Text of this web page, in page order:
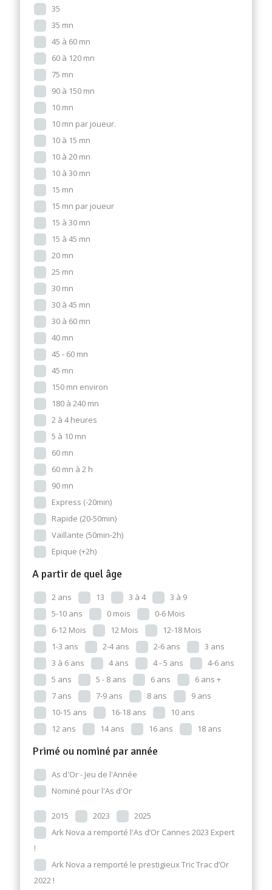
35
35 mn
45 à 60 mn
60 à 120 mn
75 mn
90 à 150 mn
10 mn
10 mn par joueur.
10 à 15 mn
10 à 20 mn
10 à 30 mn
15 mn
15 mn par joueur
15 à 30 mn
15 à 45 mn
20 mn
25 mn
30 mn
30 à 45 mn
30 à 60 mn
40 mn
45 - 60 mn
45 mn
150 mn environ
180 à 240 mn
2 à 4 heures
5 à 10 mn
60 mn
60 mn à 2 h
90 mn
Express (-20min)
Rapide (20-50min)
Vaillante (50min-2h)
Epique (+2h)
A partir de quel âge
2 ans 13 3 à 4
3 à 9
5-10 ans
0 mois
0-6 Mois
6-12 Mois
12 Mois
12-18 Mois
1-3 ans
2-4 ans 2-6 ans
3 ans
3 à 6 ans
4 ans 4 - 5 ans
4-6 ans
5 ans
5 - 8 ans 6 ans
6 ans +
7 ans
7-9 ans 8 ans
9 ans
10-15 ans
16-18 ans
10 ans
12 ans
14 ans 16 ans 18 ans
Primé ou nominé par année
As d'Or - Jeu de l'Année
Nominé pour l'As d'Or
2015 2023
2025
Ark Nova a remporté l'As d’Or Cannes 2023 Expert
!
Ark Nova a remporté le prestigieux Tric Trac d’Or
2022 !